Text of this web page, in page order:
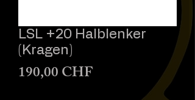
LSL +20 Halblenker
(Kragen)
190,00 CHFPreis